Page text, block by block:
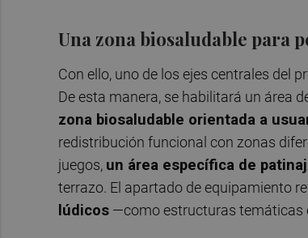
Una zona biosaludable para
Con ello, uno de los ejes centrales del
De esta manera, se habilitará un área
zona biosaludable orientada a
redistribución funcional con zonas
juegos, un área específica de
terrazo. El apartado de equipamiento
lúdicos —como estructuras temáticas